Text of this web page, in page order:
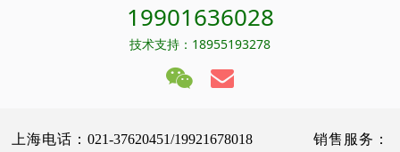
19901636028
技术支持：18955193278
上海电话：021-37620451/19921678018 销售服务：